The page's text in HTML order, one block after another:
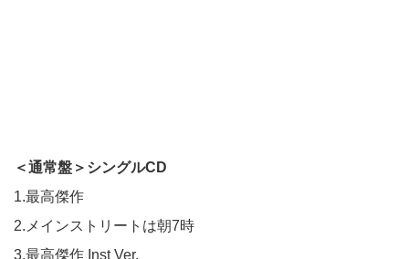
＜通常盤＞シングルCD
1.最高傑作
2.メインストリートは朝7時
3.最高傑作 Inst Ver.